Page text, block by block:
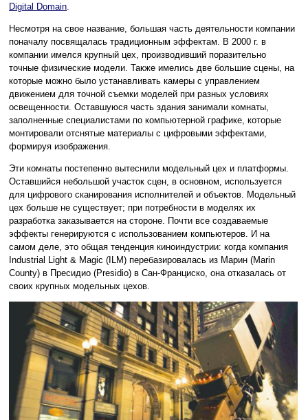
Digital Domain.
Несмотря на свое название, большая часть деятельности компании
поначалу посвящалась традиционным эффектам. В 2000 г. в
компании имелся крупный цех, производивший поразительно
точные физические модели. Также имелись две большие сцены, на
которые можно было устанавливать камеры с управлением
движением для точной съемки моделей при разных условиях
освещенности. Оставшуюся часть здания занимали комнаты,
заполненные специалистами по компьютерной графике, которые
монтировали отснятые материалы с цифровыми эффектами,
формируя изображения.
Эти комнаты постепенно вытеснили модельный цех и платформы.
Оставшийся небольшой участок сцен, в основном, используется
для цифрового сканирования исполнителей и объектов. Модельный
цех больше не существует; при потребности в моделях их
разработка заказывается на стороне. Почти все создаваемые
эффекты генерируются с использованием компьютеров. И на
самом деле, это общая тенденция киноиндустрии: когда компания
Industrial Light & Magic (ILM) перебазировалась из Марин (Marin
County) в Пресидио (Presidio) в Сан-Франциско, она отказалась от
своих крупных модельных цехов.